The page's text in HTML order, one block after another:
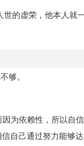
的虚荣，他本人就一
够。
为依赖性，所以自
自己通过努力能够